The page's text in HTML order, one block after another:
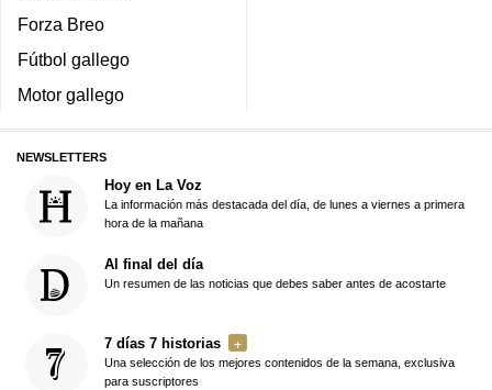
Forza Breo
Fútbol gallego
Motor gallego
NEWSLETTERS
Hoy en La Voz
La información más destacada del día, de lunes a viernes a primera
hora de la mañana
Al final del día
Un resumen de las noticias que debes saber antes de acostarte
7 días 7 historias
Una selección de los mejores contenidos de la semana, exclusiva
para suscriptores